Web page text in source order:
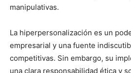
manipulativas.
La hiperpersonalización es un
empresarial y una fuente
competitivas. Sin embargo, su
una clara responsabilidad ética y